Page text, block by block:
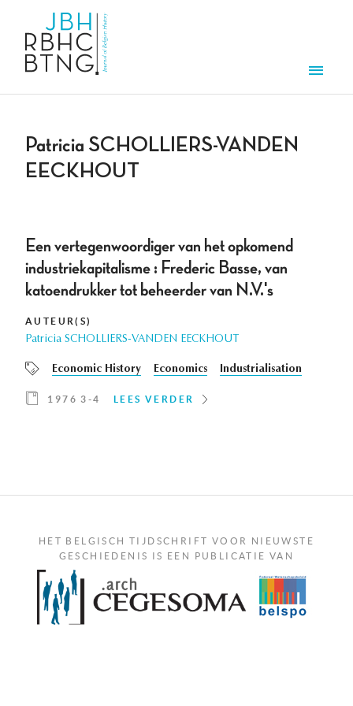
Patricia SCHOLLIERS-VANDEN
EECKHOUT
Een vertegenwoordiger van het opkomend
industriekapitalisme : Frederic Basse, van
katoendrukker tot beheerder van N.V.'s
AUTEUR(S)
Patricia SCHOLLIERS-VANDEN EECKHOUT
Economic History Economics Industrialisation
1976 3-4 LEES VERDER
HET BELGISCH TIJDSCHRIFT VOOR NIEUWSTE
GESCHIEDENIS IS EEN PUBLICATIE VAN